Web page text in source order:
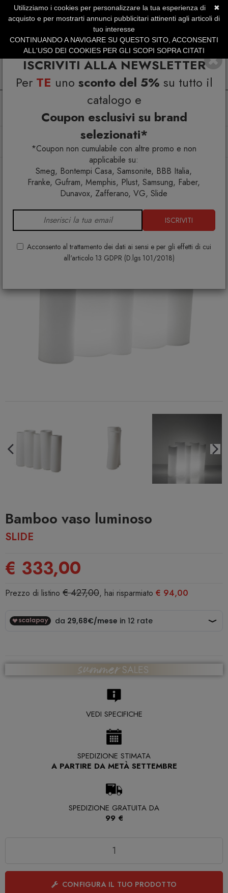
ISCRIVITI ALLA NEWSLETTER
Per TE uno sconto del 5% su tutto il
catalogo e
Coupon esclusivi su brand
selezionati*
*Coupon non cumulabile con altre promo e non
applicabile su:
Smeg, Bontempi Casa, Samsonite, BBB Italia,
Franke, Gufram, Memphis, Plust, Samsung, Faber,
Dunavox, Zafferano, VG, Slide
ISCRIVITI
Acconsento al trattamento dei dati ai sensi e per gli effetti di cui
all'articolo 13 GDPR (D.lgs 101/2018)
SERVIZIO CLIENTI +39.0773.470.562
SUMMER SALES | Fino al 31 Agosto
Arredo esterno Vasi
Bamboo vaso luminoso
Bamboo vaso luminoso
SLIDE
€ 333,00
Prezzo di listino € 427,00, hai risparmiato € 94,00
VEDI SPECIFICHE
SPEDIZIONE STIMATA
A PARTIRE DA METÀ SETTEMBRE
SPEDIZIONE GRATUITA DA
99 €
CONFIGURA IL TUO PRODOTTO
✖
Utilizziamo i cookies per personalizzare la tua esperienza di
acquisto e per mostrarti annunci pubblicitari attinenti agli articoli di
tuo interesse
CONTINUANDO A NAVIGARE SU QUESTO SITO, ACCONSENTI
ALL'USO DEI COOKIES PER GLI SCOPI SOPRA CITATI